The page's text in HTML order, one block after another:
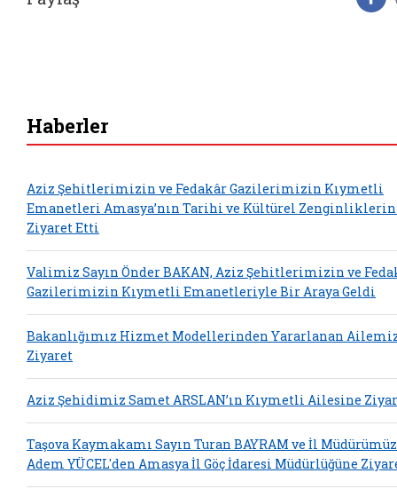
Haberler
Aziz Şehitlerimizin ve Fedakâr Gazilerimizin Kıymetli
Emanetleri Amasya’nın Tarihi ve Kültürel
Ziyaret Etti
Valimiz Sayın Önder BAKAN, Aziz Şehitlerimizin ve
Gazilerimizin Kıymetli Emanetleriyle Bir Araya Geldi
Bakanlığımız Hizmet Modellerinden Yararlanan
Ziyaret
Aziz Şehidimiz Samet ARSLAN’ın Kıymetli Ailesine
Taşova Kaymakamı Sayın Turan BAYRAM ve İl Müdürümüz
Adem YÜCEL'den Amasya İl Göç İdaresi Müdürlüğüne